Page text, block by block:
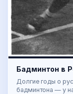
Бадминтон в
Долгие годы о
бадминтона — у